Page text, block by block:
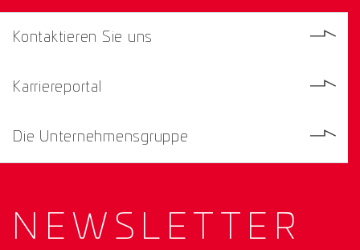
Kontaktieren Sie uns
Karriereportal
Die Unternehmensgruppe
NEWS­ LETTER